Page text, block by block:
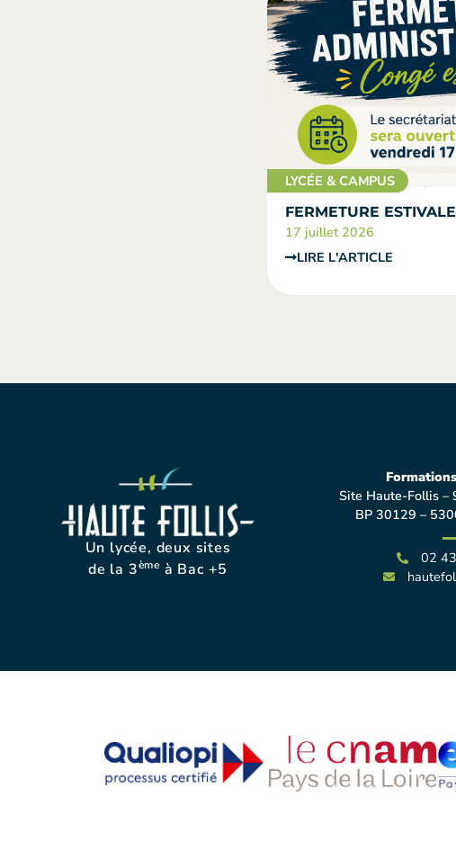
LYCÉE & CAMPUS
FERMETURE ESTIVALE
17 juillet 2026
LIRE L'ARTICLE
Un lycée, deux sites
de la 3ème à Bac +5
Site Haute-Follis –
BP 30129 –
02